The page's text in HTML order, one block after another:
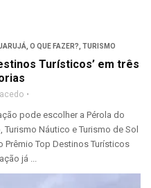
, O QUE FAZER?, TURISMO
Turísticos’ em três
pode escolher a Pérola do
Náutico e Turismo de Sol
Prêmio Top Destinos Turísticos
já ...